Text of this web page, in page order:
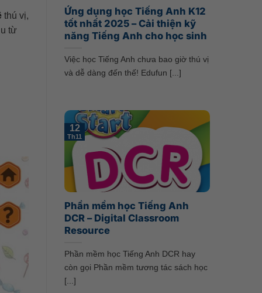
thú vị,
từ
Ứng dụng học Tiếng Anh K12
tốt nhất 2025 – Cải thiện kỹ
năng Tiếng Anh cho học sinh
Việc học Tiếng Anh chưa bao giờ thú vị
và dễ dàng đến thế! Edufun [...]
Phần mềm học Tiếng Anh
DCR – Digital Classroom
Resource
Phần mềm học Tiếng Anh DCR hay
còn gọi Phần mềm tương tác sách học
[...]
12
Th11